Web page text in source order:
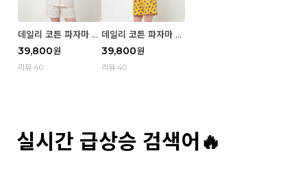
데일리 코튼 파자마 반
팔 세트 (우먼) - 02
Blue cherry
39,800원
리뷰 40
데일리 코튼 파자마 반
팔 세트 (우먼) - 01 Mi
z
39,800원
리뷰 40
실시간 급상승 검색어🔥